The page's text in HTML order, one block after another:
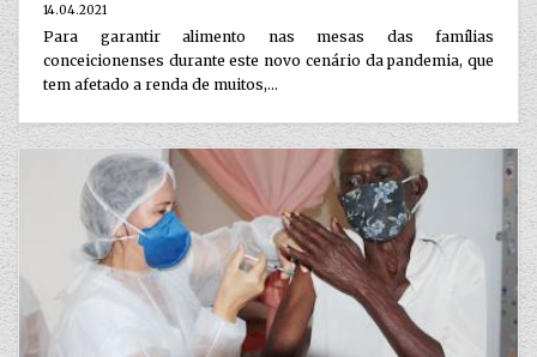
14.04.2021
Para garantir alimento nas mesas das famílias
conceicionenses durante este novo cenário da pandemia, que
tem afetado a renda de muitos,...